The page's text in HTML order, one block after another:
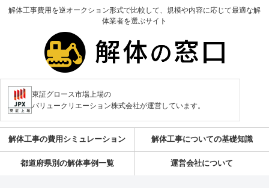
解体工事費用を逆オークション形式で比較して、規模や内容に応じて最適な解
体業者を選ぶサイト
東証グロース市場上場の
バリュークリエーション株式会社が運営しています。
解体工事の費用シミュレーション 解体工事についての基礎知識
都道府県別の解体事例一覧 運営会社について